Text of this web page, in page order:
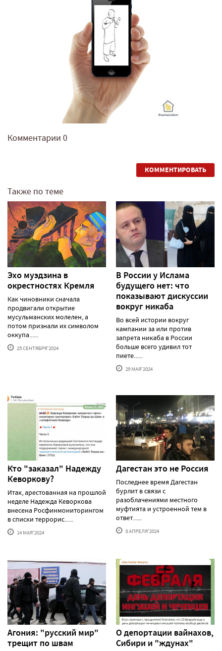
Комментарии 0
КОММЕНТИРОВАТЬ
Также по теме
Эхо муэдзина в
окрестностях Кремля
Как чиновники сначала
продвигали открытие
мусульманских молелен, а
потом признали их символом
оккупа......
25 СЕНТЯБРЯ'2024
В России у Ислама
будущего нет: что
показывают дискуссии
вокруг никаба
Во всей истории вокруг
кампании за или против
запрета никаба в России
больше всего удивил тот
пиете......
29 МАЯ'2024
Кто "заказал" Надежду
Кеворкову?
Итак, арестованная на прошлой
неделе Надежда Кеворкова
внесена Росфинмониторингом
в списки террорис......
14 МАЯ'2024
Дагестан это не Россия
Последнее время Дагестан
бурлит в связи с
разоблачениями местного
муфтията и устроенной тем в
ответ......
8 АПРЕЛЯ'2024
Агония: "русский мир"
трещит по швам
О депортации вайнахов,
Сибири и "ждунах"